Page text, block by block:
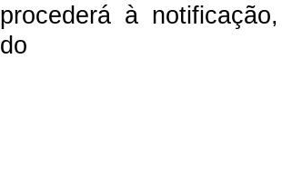
procederá à
do